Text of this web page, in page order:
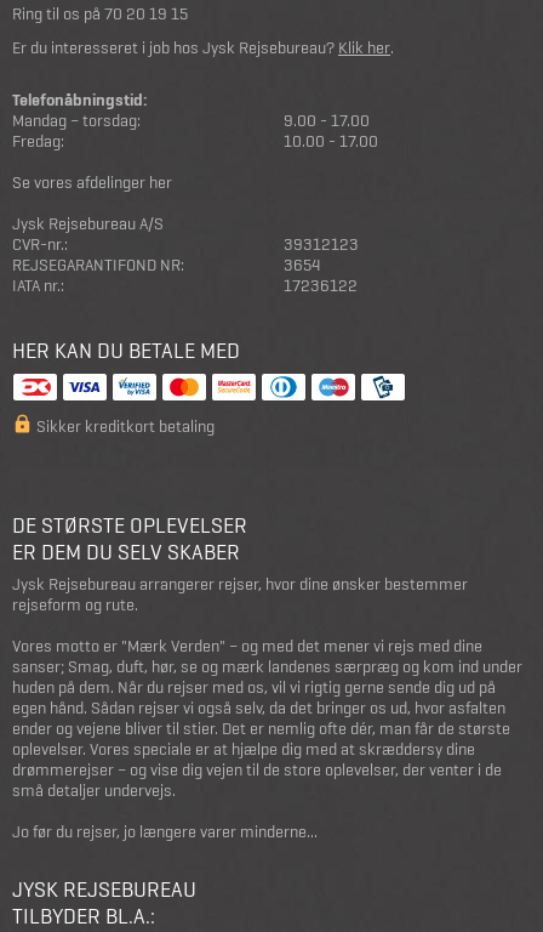
Ring til os på 70 20 19 15
Er du interesseret i job hos Jysk Rejsebureau? Klik her.
Telefonåbningstid:
Mandag – torsdag:
9.00 - 17.00
Fredag:
10.00 - 17.00
Se vores afdelinger her
Jysk Rejsebureau A/S
CVR-nr.:
39312123
REJSEGARANTIFOND NR:
3654
IATA nr.:
17236122
HER KAN DU BETALE MED
Sikker kreditkort betaling
DE STØRSTE OPLEVELSER
ER DEM DU SELV SKABER
Jysk Rejsebureau arrangerer rejser, hvor dine ønsker bestemmer
rejseform og rute.
Vores motto er "Mærk Verden" – og med det mener vi rejs med dine
sanser; Smag, duft, hør, se og mærk landenes særpræg og kom ind under
huden på dem. Når du rejser med os, vil vi rigtig gerne sende dig ud på
egen hånd. Sådan rejser vi også selv, da det bringer os ud, hvor asfalten
ender og vejene bliver til stier. Det er nemlig ofte dér, man får de største
oplevelser. Vores speciale er at hjælpe dig med at skræddersy dine
drømmerejser – og vise dig vejen til de store oplevelser, der venter i de
små detaljer undervejs.
Jo før du rejser, jo længere varer minderne...
JYSK REJSEBUREAU
TILBYDER BL.A.: